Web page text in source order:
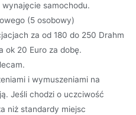
wynajęcie samochodu.
(5 osobowy)
za od 180 do 250 Drahm
ok 20 Euro za dobę.
i wymuszeniami na
Jeśli chodzi o uczciwość
niż standardy miejsc